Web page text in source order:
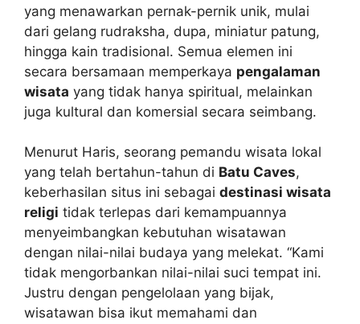
yang menawarkan pernak-pernik unik, mulai
dari gelang rudraksha, dupa, miniatur patung,
hingga kain tradisional. Semua elemen ini
secara bersamaan memperkaya pengalaman
wisata yang tidak hanya spiritual, melainkan
juga kultural dan komersial secara seimbang.
Menurut Haris, seorang pemandu wisata lokal
yang telah bertahun-tahun di Batu Caves,
keberhasilan situs ini sebagai destinasi wisata
religi tidak terlepas dari kemampuannya
menyeimbangkan kebutuhan wisatawan
dengan nilai-nilai budaya yang melekat. “Kami
tidak mengorbankan nilai-nilai suci tempat ini.
Justru dengan pengelolaan yang bijak,
wisatawan bisa ikut memahami dan